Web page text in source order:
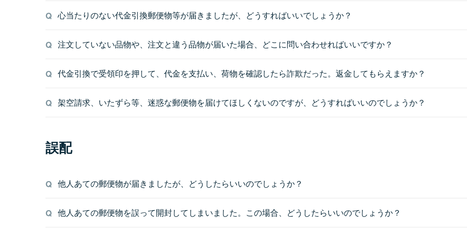
心当たりのない代金引換郵便物等が届きましたが、どうすればいいでしょうか？
注文していない品物や、注文と違う品物が届いた場合、どこに問い合わせればいいですか？
代金引換で受領印を押して、代金を支払い、荷物を確認したら詐欺だった。返金してもらえますか？
架空請求、いたずら等、迷惑な郵便物を届けてほしくないのですが、どうすればいいのでしょうか？
誤配
他人あての郵便物が届きましたが、どうしたらいいのでしょうか？
他人あての郵便物を誤って開封してしまいました。この場合、どうしたらいいのでしょうか？